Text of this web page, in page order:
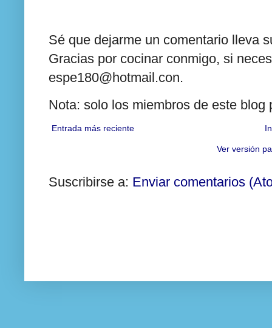
Sé que dejarme un comentario lleva
Gracias por cocinar conmigo, si
espe180@hotmail.con.
Nota: solo los miembros de este
Entrada más reciente
Ver versión
Suscribirse a: Enviar comentarios